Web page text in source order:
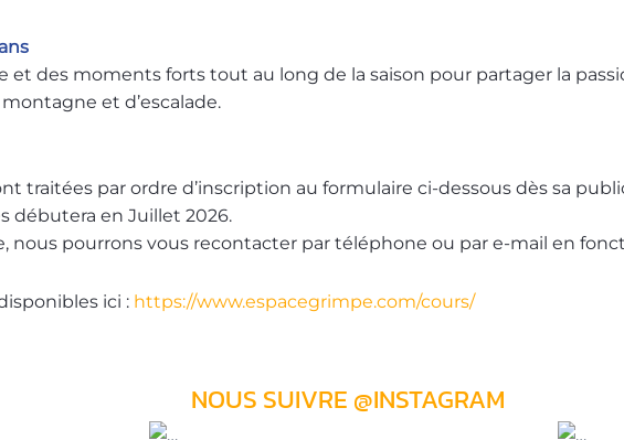
des moments forts tout au long de la saison pour partager la
et d’escalade.
traitées par ordre d’inscription au formulaire ci-dessous dès sa
débutera en Juillet 2026.
nous pourrons vous recontacter par téléphone ou par e-mail en
ici : https://www.espacegrimpe.com/cours/
NOUS SUIVRE @INSTAGRAM